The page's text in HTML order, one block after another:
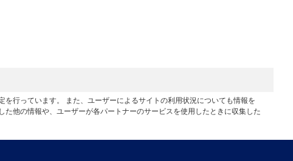
行っています。 また、ユーザーによるサイトの利用状況についても情報を
他の情報や、ユーザーが各パートナーのサービスを使用したときに収集した